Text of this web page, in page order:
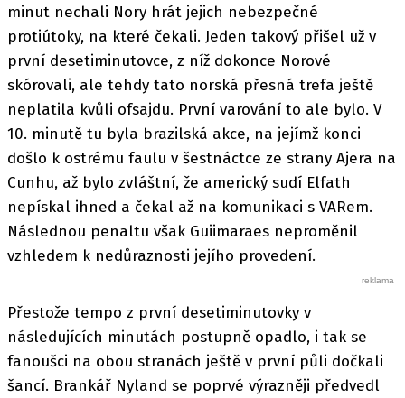
minut nechali Nory hrát jejich nebezpečné
protiútoky, na které čekali. Jeden takový přišel už v
první desetiminutovce, z níž dokonce Norové
skórovali, ale tehdy tato norská přesná trefa ještě
neplatila kvůli ofsajdu. První varování to ale bylo. V
10. minutě tu byla brazilská akce, na jejímž konci
došlo k ostrému faulu v šestnáctce ze strany Ajera na
Cunhu, až bylo zvláštní, že americký sudí Elfath
nepískal ihned a čekal až na komunikaci s VARem.
Následnou penaltu však Guiimaraes neproměnil
vzhledem k nedůraznosti jejího provedení.
Přestože tempo z první desetiminutovky v
následujících minutách postupně opadlo, i tak se
fanoušci na obou stranách ještě v první půli dočkali
šancí. Brankář Nyland se poprvé výrazněji předvedl